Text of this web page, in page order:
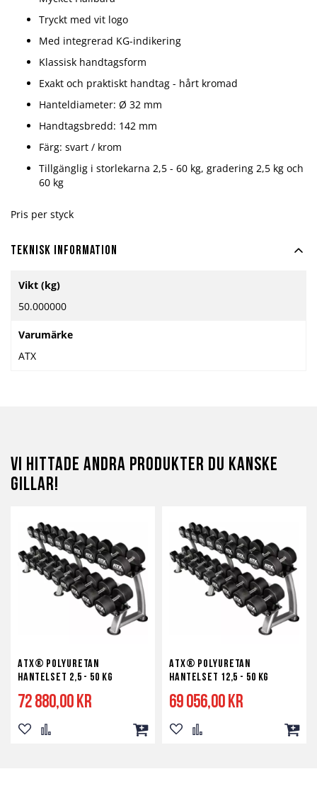
Tryckt med vit logo
Med integrerad KG-indikering
Klassisk handtagsform
Exakt och praktiskt handtag - hårt kromad
Hanteldiameter: Ø 32 mm
Handtagsbredd: 142 mm
Färg: svart / krom
Tillgänglig i storlekarna 2,5 - 60 kg, gradering 2,5 kg och
60 kg
Pris per styck
Teknisk information
information
Vikt (kg)
50.000000
Varumärke
ATX
Vi hittade andra produkter du kanske
gillar!
ATX® Polyuretan
Hantelset 2,5 - 50 kg
72 880,00 kr
Lägg
Lägg Lägg
ATX® Polyuretan
Hantelset 12,5 - 50 kg
69 056,00 kr
Lägg
Lägg Lägg